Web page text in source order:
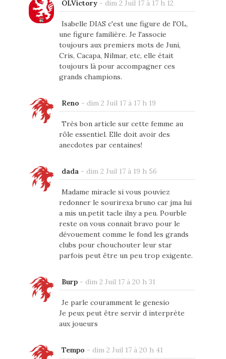
OLVictory- dim 2 Juil 17 à 17 h 12
Isabelle DIAS c'est une figure de l'OL,
une figure familière. Je l'associe
toujours aux premiers mots de Juni,
Cris, Cacapa, Nilmar, etc, elle était
toujours là pour accompagner ces
grands champions.
Reno - dim 2 Juil 17 à 17 h 19
Très bon article sur cette femme au
rôle essentiel. Elle doit avoir des
anecdotes par centaines!
dada- dim 2 Juil 17 à 19 h 56
Madame miracle si vous pouviez
redonner le sourirexa bruno car jma lui
a mis un.petit tacle ilny a peu. Pourble
reste on vous connait bravo pour le
dévouement comme le fond les grands
clubs pour chouchouter leur star
parfois peut être un peu trop exigente.
Burp- dim 2 Juil 17 à 20 h 31
Je parle couramment le genesio
Je peux peut être servir d interprète
aux joueurs
Tempo - dim 2 Juil 17 à 20 h 41